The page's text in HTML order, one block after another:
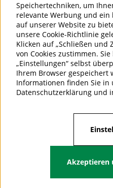
E-Mail für Newsletter
ULLBÄDDEN - BETTWÄSCHE
GUTEN SCHLAF
Ullbädden AB ist ein
das Bettwaren aus
Kamel-, Alpaka- und
für einen guten und
haben 25 Jahre
Folge uns auf Facebook.
Speichertechniken, um
relevante Werbung und
auf unserer Website zu
unsere Cookie-Richtlinie
Klicken auf „Schließen und
von Cookies zustimmen.
„Einstellungen“ selbst
Ihrem Browser gespeichert
Informationen finden Sie in
Datenschutzerklärung und
Akzeptieren